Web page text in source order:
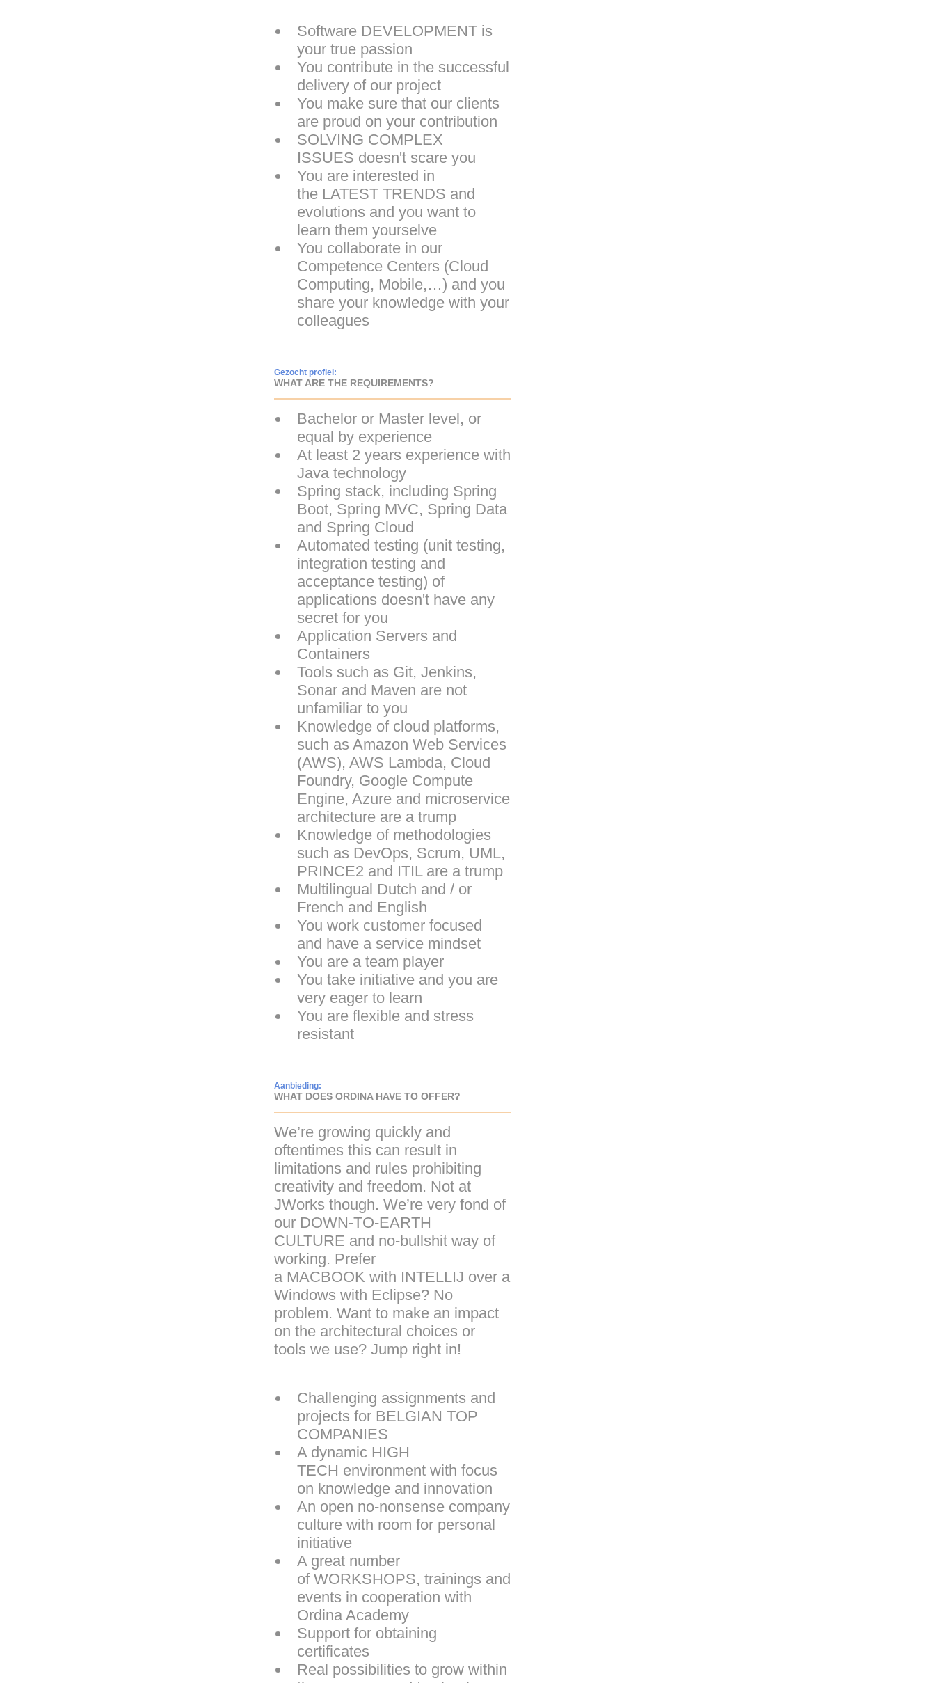
Software DEVELOPMENTis
your true passion
You contribute in the successful
delivery of our project
You make sure that our clients
are proud on your contribution
SOLVING COMPLEX
ISSUES doesn't scare you
You are interested in
the LATEST TRENDS and
evolutions and you want to
learn them yourselve
You collaborate in our
Competence Centers (Cloud
Computing, Mobile,…) and you
share your knowledge with your
colleagues
Gezocht profiel:
WHAT ARE THE REQUIREMENTS?
Bachelor or Master level, or
equal by experience
At least 2 years experience with
Java technology
Spring stack, including Spring
Boot, Spring MVC, Spring Data
and Spring Cloud
Automated testing (unit testing,
integration testing and
acceptance testing) of
applications doesn't have any
secret for you
Application Servers and
Containers
Tools such as Git, Jenkins,
Sonar and Maven are not
unfamiliar to you
Knowledge of cloud platforms,
such as Amazon Web Services
(AWS), AWS Lambda, Cloud
Foundry, Google Compute
Engine, Azure and microservice
architecture are a trump
Knowledge of methodologies
such as DevOps, Scrum, UML,
PRINCE2 and ITIL are a trump
Multilingual Dutch and / or
French and English
You work customer focused
and have a service mindset
You are a team player
You take initiative and you are
very eager to learn
You are flexible and stress
resistant
Aanbieding:
WHAT DOES ORDINA HAVE TO OFFER?
We’re growing quickly and
oftentimes this can result in
limitations and rules prohibiting
creativity and freedom. Not at
JWorks though. We’re very fond of
our DOWN-TO-EARTH
CULTURE and no-bullshit way of
working. Prefer
a MACBOOK with INTELLIJ over a
Windows with Eclipse? No
problem. Want to make an impact
on the architectural choices or
tools we use? Jump right in!
Challenging assignments and
projects for BELGIAN TOP
COMPANIES
A dynamic HIGH
TECH environment with focus
on knowledge and innovation
An open no-nonsense company
culture with room for personal
initiative
A great number
of WORKSHOPS, trainings and
events in cooperation with
Ordina Academy
Support for obtaining
certificates
Real possibilities to grow within